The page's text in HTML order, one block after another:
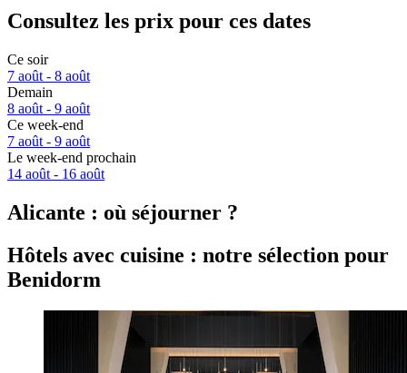
Consultez les prix pour ces dates
Ce soir
7 août - 8 août
Demain
8 août - 9 août
Ce week-end
7 août - 9 août
Le week-end prochain
14 août - 16 août
Alicante : où séjourner ?
Hôtels avec cuisine : notre sélection pour
Benidorm